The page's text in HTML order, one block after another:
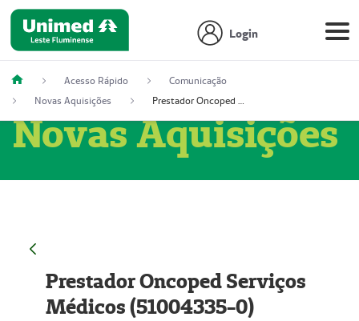
Login
Acesso Rápido
Comunicação
Novas Aquisições
Prestador Oncoped Serviços Médicos (51004335-0)
Novas Aquisições
Prestador Oncoped Serviços
Médicos (51004335-0)